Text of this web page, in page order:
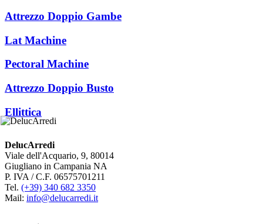
Attrezzo Doppio Gambe
Lat Machine
Pectoral Machine
Attrezzo Doppio Busto
Ellittica
DelucArredi
Viale dell'Acquario, 9, 80014
Giugliano in Campania NA
P. IVA / C.F. 06575701211
Tel. (+39) 340 682 3350
Mail: info@delucarredi.it